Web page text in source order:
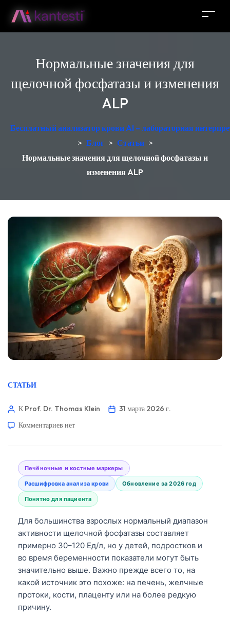
Нормальные значения для
щелочной фосфатазы и изменения
ALP
Бесплатный анализатор крови AI – лабораторная
> Блог > Статьи >
Нормальные значения для щелочной фосфатазы и
изменения ALP
СТАТЬИ
К Prof. Dr. Thomas Klein
31 марта 2026 г.
Комментариев нет
Печёночные и костные маркеры
Расшифровка анализа крови Обновление за 2026 год
Понятно для пациента
Для большинства взрослых нормальный диапазон
активности щелочной фосфатазы составляет
примерно 30–120 Ед/л, но у детей, подростков и
во время беременности показатели могут быть
значительно выше. Важно прежде всего то, на
какой источник это похоже: на печень, желчные
протоки, кости, плаценту или на более редкую
причину.